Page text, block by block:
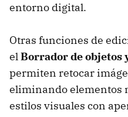
entorno digital.
Otras funciones de
elBorrador de objetos
permiten retocar
eliminando elementos
estilos visuales con